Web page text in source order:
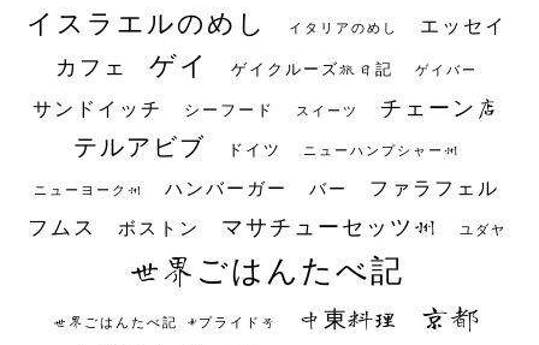
イスラエルのめし イタリアのめし エッセイ
カフェ ゲイ ゲイクルーズ旅日記 ゲイバー
サンドイッチ シーフード スイーツ チェーン店
テルアビブ ドイツ ニューハンプシャー州
ニューヨーク州 ハンバーガー バー ファラフェル
フムス ボストン マサチューセッツ州 ユダヤ
世界ごはんたべ記
世界ごはんたべ記 #プライド号 中東料理 京都